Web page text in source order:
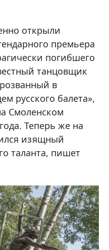
открыли
премьера
погибшего
танцовщик
в
русского балета»,
Смоленском
Теперь же на
изящный
таланта, пишет